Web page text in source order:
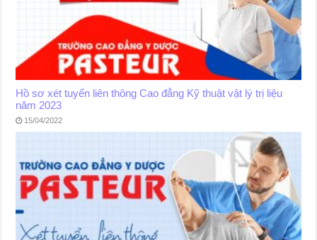
Hồ sơ xét tuyển liên thông Cao đẳng Kỹ thuật vật lý trị liệu
năm 2023
15/04/2022